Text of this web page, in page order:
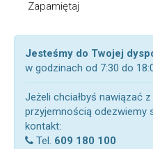
Zapamiętaj
Jesteśmy do Twojej
w godzinach od 7:30 do
Jeżeli chciałbyś nawiązać
przyjemnością odezwiemy
kontakt:
Tel. 609 180 100